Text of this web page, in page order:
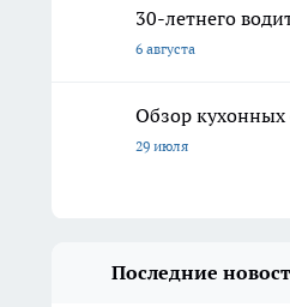
30-летнего
6 августа
Обзор кухонных
29 июля
Последние